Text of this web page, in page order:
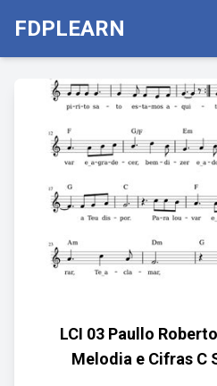
FDPLEARN
LCI 03 Paullo
Melodia e Cifras C